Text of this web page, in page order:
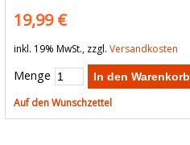
19,99 €
inkl. 19% MwSt., zzgl. Versandkosten
Menge In den Warenkorb
Auf den Wunschzettel